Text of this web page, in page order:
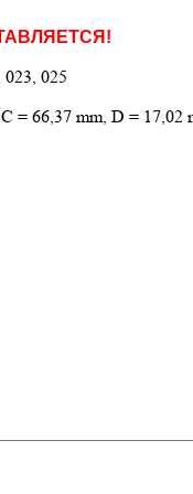
025
= 66,37 mm, D = 17,02